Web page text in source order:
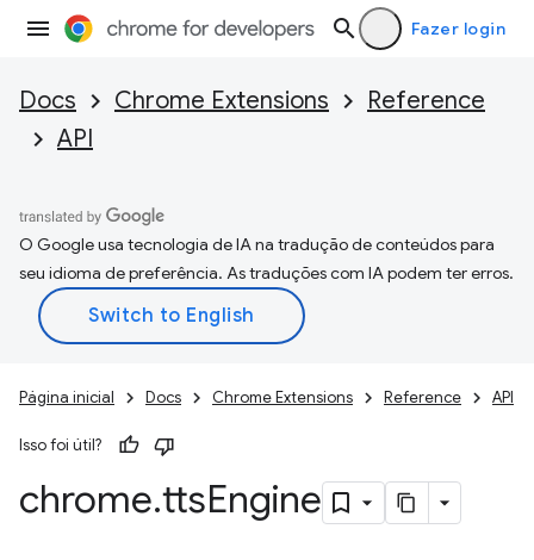
Fazer login
Docs Chrome Extensions
Reference
API
O Google usa tecnologia de IA na tradução de conteúdos para
seu idioma de preferência. As traduções com IA podem ter erros.
Página inicial Docs Chrome Extensions Reference API
Isso foi útil?
chrome.ttsEngine